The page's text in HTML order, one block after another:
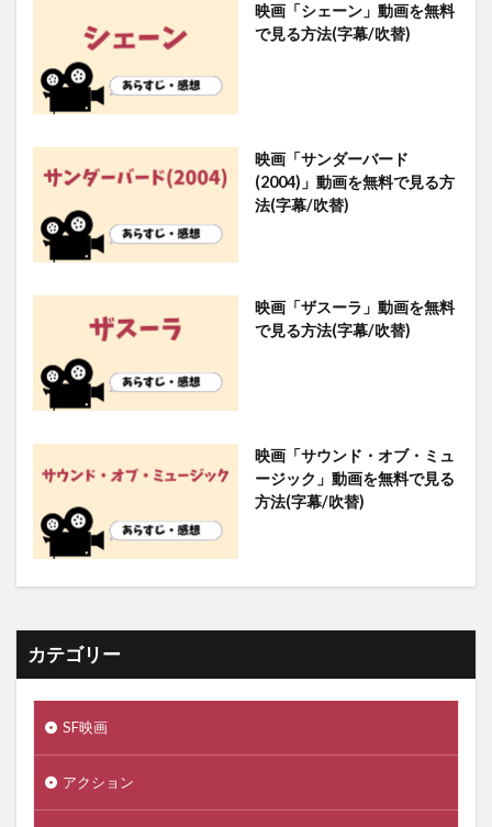
映画「シェーン」動画を無料
で見る方法(字幕/吹替)
映画「サンダーバード
(2004)」動画を無料で見る方
法(字幕/吹替)
映画「ザスーラ」動画を無料
で見る方法(字幕/吹替)
映画「サウンド・オブ・ミュ
ージック」動画を無料で見る
方法(字幕/吹替)
カテゴリー
SF映画
アクション